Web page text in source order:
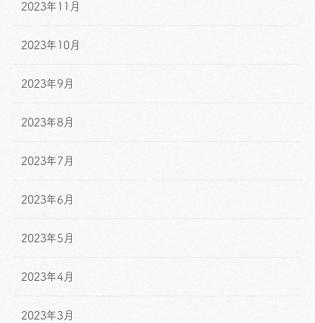
2023年11月
2023年10月
2023年9月
2023年8月
2023年7月
2023年6月
2023年5月
2023年4月
2023年3月